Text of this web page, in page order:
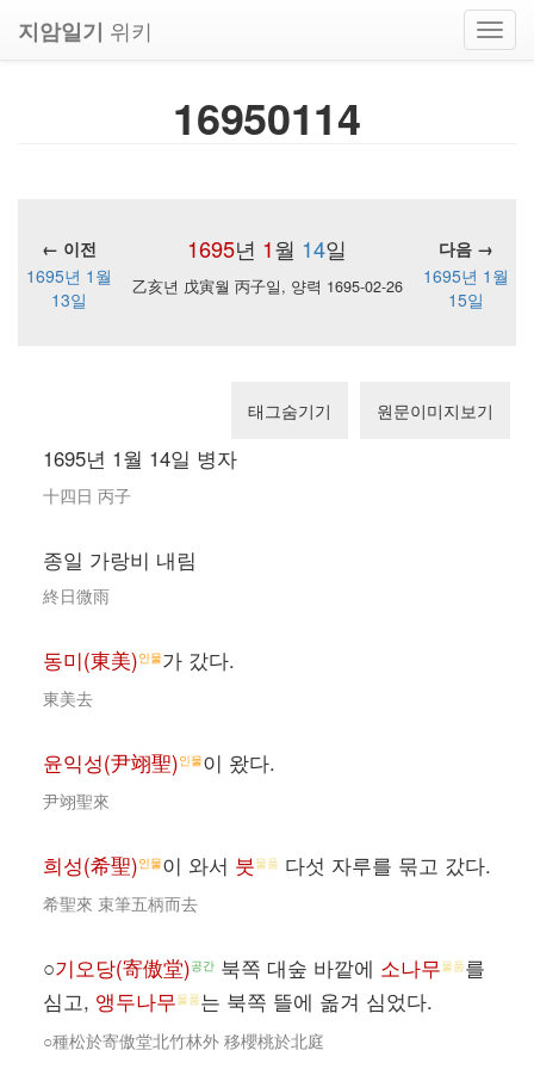
지암일기 위키
16950114
1695년 1월 14일
← 이전
다음 →
1695년 1월
13일
乙亥년 戊寅월 丙子일, 양력 1695-02-26
1695년 1월
15일
태그숨기기 원문이미지보기
1695년 1월 14일 병자
十四日 丙子
종일 가랑비 내림
終日微雨
동미(東美)인물가 갔다.
東美去
윤익성(尹翊聖)인물이 왔다.
尹翊聖來
희성(希聖)인물이 와서 붓물품 다섯 자루를 묶고 갔다.
希聖來 束筆五柄而去
○기오당(寄傲堂)공간 북쪽 대숲 바깥에 소나무물품를
심고, 앵두나무물품는 북쪽 뜰에 옮겨 심었다.
○種松於寄傲堂北竹林外 移櫻桃於北庭